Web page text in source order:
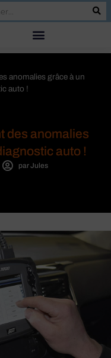
anomalies grâce à un
auto !
des anomalies
auto !
parJules